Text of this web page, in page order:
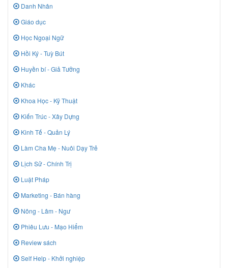
Danh Nhân
Giáo dục
Học Ngoại Ngữ
Hồi Ký - Tuỳ Bút
Huyền bí - Giả Tưởng
Khác
Khoa Học - Kỹ Thuật
Kiến Trúc - Xây Dựng
Kinh Tế - Quản Lý
Làm Cha Mẹ - Nuôi Dạy Trẻ
Lịch Sử - Chính Trị
Luật Pháp
Marketing - Bán hàng
Nông - Lâm - Ngư
Phiêu Lưu - Mạo Hiểm
Review sách
Self Help - Khởi nghiệp